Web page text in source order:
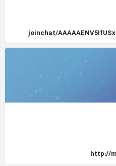
joinchat/
http://